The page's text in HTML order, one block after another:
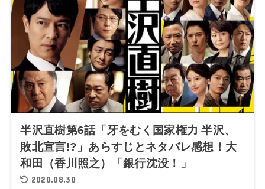
半沢直樹第6話「牙をむく国家権力 半沢、
敗北宣言!?」あらすじとネタバレ感想！大
和田（香川照之）「銀行沈没！」
2020.08.30